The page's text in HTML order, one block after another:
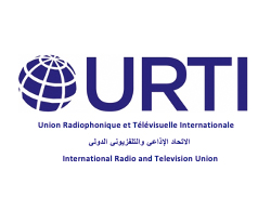
contenu
principal